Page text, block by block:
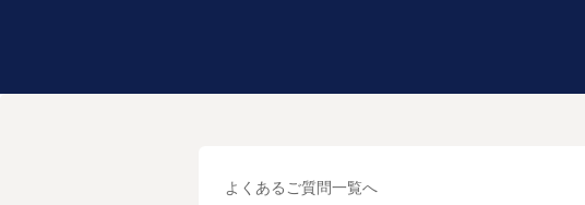
よくあるご質問一覧へ